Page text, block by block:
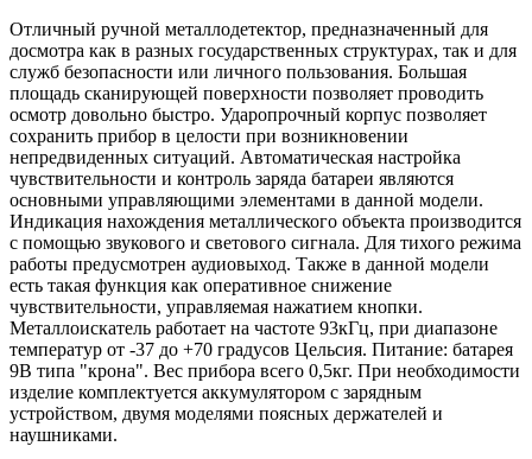
Отличный ручной металлодетектор, предназначенный для
досмотра как в разных государственных структурах, так и для
служб безопасности или личного пользования. Большая
площадь сканирующей поверхности позволяет проводить
осмотр довольно быстро. Ударопрочный корпус позволяет
сохранить прибор в целости при возникновении
непредвиденных ситуаций. Автоматическая настройка
чувствительности и контроль заряда батареи являются
основными управляющими элементами в данной модели.
Индикация нахождения металлического объекта производится
с помощью звукового и светового сигнала. Для тихого режима
работы предусмотрен аудиовыход. Также в данной модели
есть такая функция как оперативное снижение
чувствительности, управляемая нажатием кнопки.
Металлоискатель работает на частоте 93кГц, при диапазоне
температур от -37 до +70 градусов Цельсия. Питание: батарея
9В типа "крона". Вес прибора всего 0,5кг. При необходимости
изделие комплектуется аккумулятором с зарядным
устройством, двумя моделями поясных держателей и
наушниками.